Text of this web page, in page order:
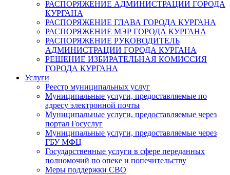
РАСПОРЯЖЕНИЕ АДМИНИСТРАЦИИ ГОРОДА
КУРГАНА
РАСПОРЯЖЕНИЕ ГЛАВА ГОРОДА КУРГАНА
РАСПОРЯЖЕНИЕ МЭР ГОРОДА КУРГАНА
РАСПОРЯЖЕНИЕ РУКОВОДИТЕЛЬ
АДМИНИСТРАЦИИ ГОРОДА КУРГАНА
РЕШЕНИЕ ИЗБИРАТЕЛЬНАЯ КОМИССИЯ
ГОРОДА КУРГАНА
Услуги
Реестр муниципальных услуг
Муниципальные услуги, предоставляемые по
адресу электронной почты
Муниципальные услуги, предоставляемые через
портал Госуслуг
Муниципальные услуги, предоставляемые через
ГБУ МФЦ
Государственные услуги в сфере переданных
полномочий по опеке и попечительству
Меры поддержки СВО